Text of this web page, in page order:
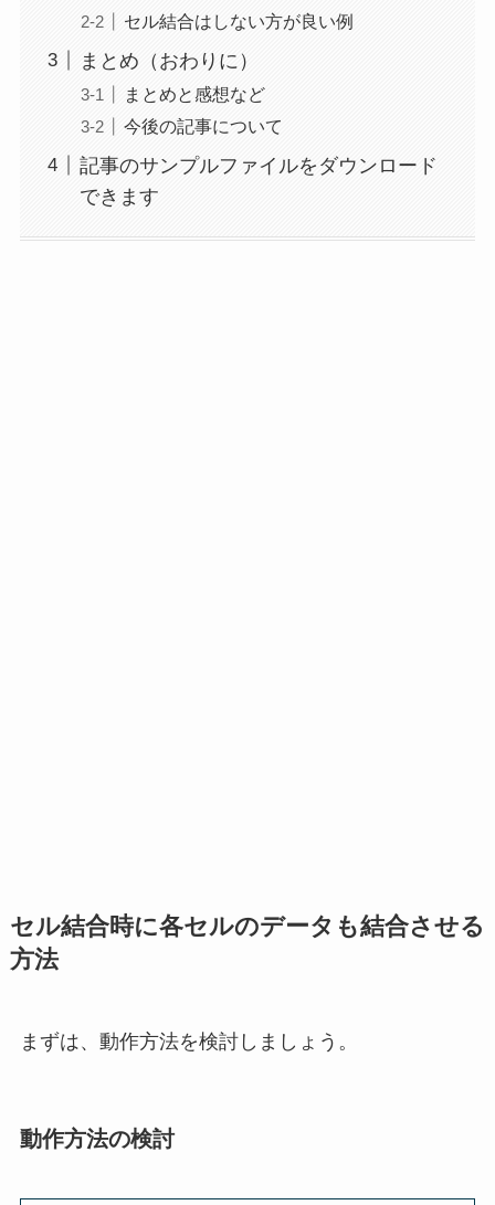
セル結合はしない方が良い例
まとめ（おわりに）
まとめと感想など
今後の記事について
記事のサンプルファイルをダウンロード
できます
セル結合時に各セルのデータも結合させる
方法
まずは、動作方法を検討しましょう。
動作方法の検討